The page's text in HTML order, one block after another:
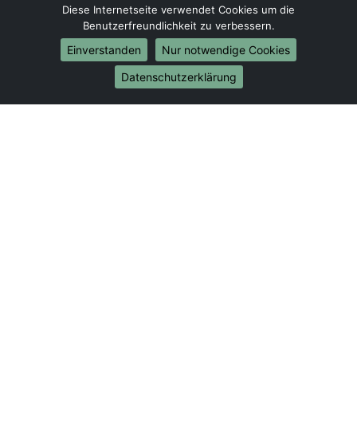
Umzug von Pforzheim nach Bielefeld
Umzug von Pforzheim nach Bonn
Umzug von Pforzheim nach Münster
Internationale-Umzüge
Umzug von Pforzheim nach Brasilien
Diese Internetseite verwendet Cookies um die
Benutzerfreundlichkeit zu verbessern.
Einverstanden
Nur notwendige Cookies
Datenschutzerklärung